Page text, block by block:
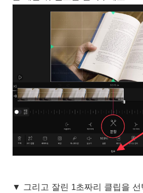
▼ 그리고 잘린 1초짜리 클립을 선